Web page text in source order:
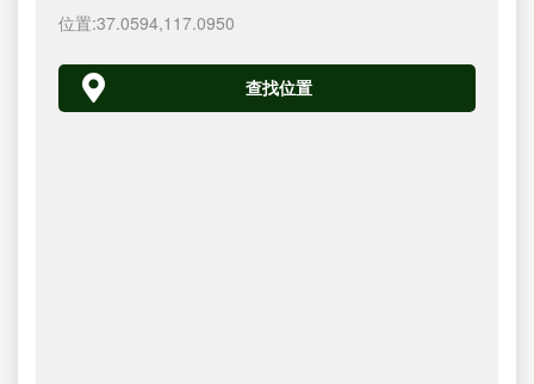
位置:37.0594,117.0950
查找位置